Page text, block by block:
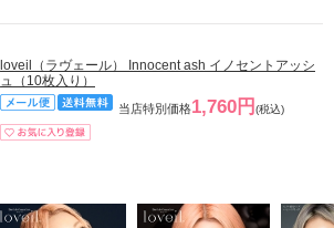
loveil（ラヴェール） Innocent ash イノセントアッシ
ュ（10枚入り）
当店特別価格1,760円 (税込)